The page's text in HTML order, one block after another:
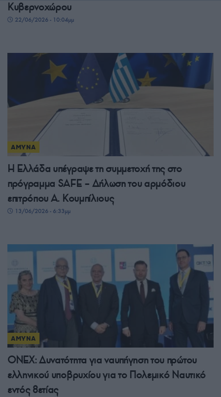
Κυβερνοχώρου
22/06/2026 - 10:04μμ
ΑΜΥΝΑ
Η Ελλάδα υπέγραψε τη συμμετοχή της στο
πρόγραμμα SAFE – Δήλωση του αρμόδιου
επιτρόπου Α. Κουμπίλιους
13/06/2026 - 6:33μμ
ΑΜΥΝΑ
ONEX: Δυνατότητα για ναυπήγηση του πρώτου
ελληνικού υποβρυχίου για το Πολεμικό Ναυτικό
εντός 8ετίας